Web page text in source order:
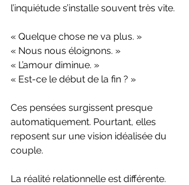
l’inquiétude s’installe souvent très vite.
« Quelque chose ne va plus. »
« Nous nous éloignons. »
« L’amour diminue. »
« Est-ce le début de la fin ? »
Ces pensées surgissent presque
automatiquement. Pourtant, elles
reposent sur une vision idéalisée du
couple.
La réalité relationnelle est différente.